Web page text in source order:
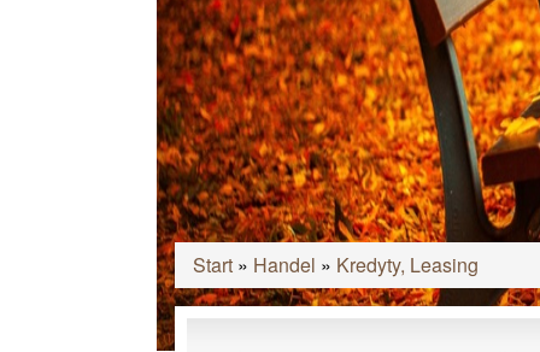
Start » Handel » Kredyty, Leasing